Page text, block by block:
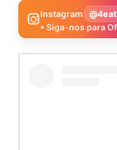
Instagram
• Siga-nos para